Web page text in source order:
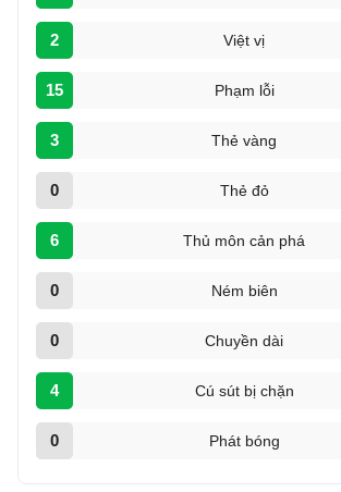
2 Việt vị
15 Phạm lỗi
3 Thẻ vàng
0 Thẻ đỏ
6 Thủ môn cản phá
0 Ném biên
0 Chuyền dài
4 Cú sút bị chặn
0 Phát bóng